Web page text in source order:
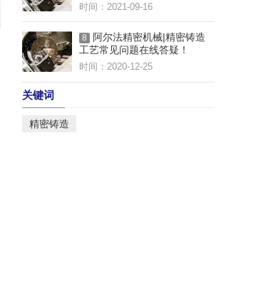
时间：2021-09-16
8
阿尔法精密机械|精密铸造
工艺常见问题在线答疑！
时间：2020-12-25
关键词
精密铸造